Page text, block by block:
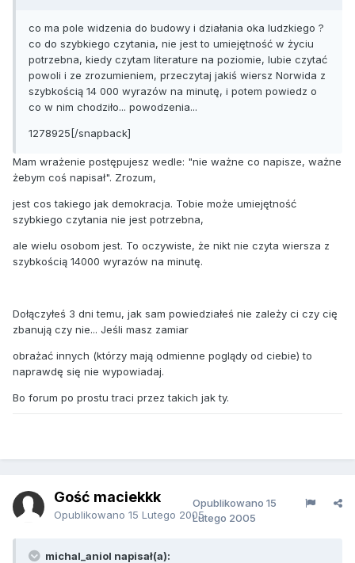
co ma pole widzenia do budowy i działania oka ludzkiego ?
co do szybkiego czytania, nie jest to umiejętność w życiu
potrzebna, kiedy czytam literature na poziomie, lubie czytać
powoli i ze zrozumieniem, przeczytaj jakiś wiersz Norwida z
szybkością 14 000 wyrazów na minutę, i potem powiedz o
co w nim chodziło... powodzenia...
1278925[/snapback]
Mam wrażenie postępujesz wedle: "nie ważne co napisze, ważne
żebym coś napisał". Zrozum,
jest cos takiego jak demokracja. Tobie może umiejętność
szybkiego czytania nie jest potrzebna,
ale wielu osobom jest. To oczywiste, że nikt nie czyta wiersza z
szybkością 14000 wyrazów na minutę.
Dołączyłeś 3 dni temu, jak sam powiedziałeś nie zależy ci czy cię
zbanują czy nie... Jeśli masz zamiar
obrażać innych (którzy mają odmienne poglądy od ciebie) to
naprawdę się nie wypowiadaj.
Bo forum po prostu traci przez takich jak ty.
Gość maciekkk
Opublikowano 15 Lutego 2005
Opublikowano 15
Lutego 2005
michal_aniol napisał(a):